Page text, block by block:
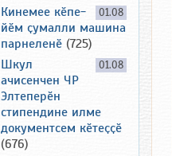
01.08
Кинемее кӗпе-
йӗм ҫумалли машина
парнеленӗ (725)
01.08
Шкул
ачисенчен ЧР
Элтеперӗн
стипендине илме
документсем кӗтеҫҫӗ
(676)